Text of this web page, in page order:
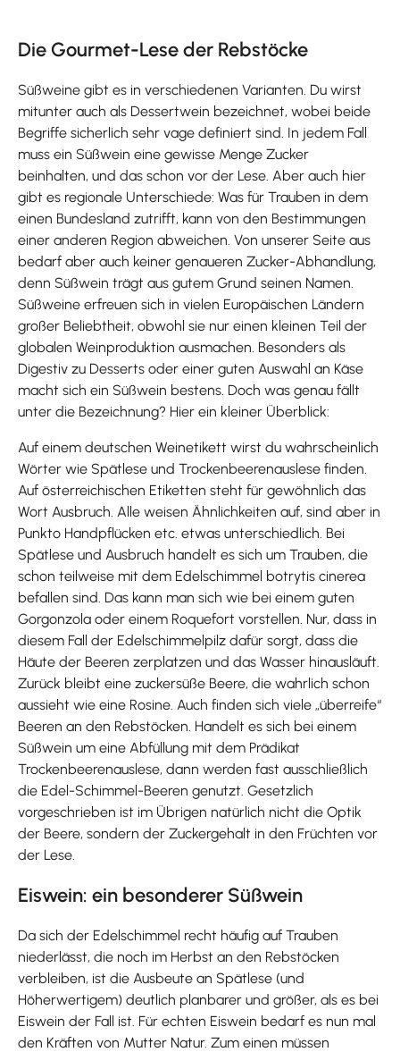
Die Gourmet-Lese der Rebstöcke
Süßweine gibt es in verschiedenen Varianten. Du wirst
mitunter auch als Dessertwein bezeichnet, wobei beide
Begriffe sicherlich sehr vage definiert sind. In jedem Fall
muss ein Süßwein eine gewisse Menge Zucker
beinhalten, und das schon vor der Lese. Aber auch hier
gibt es regionale Unterschiede: Was für Trauben in dem
einen Bundesland zutrifft, kann von den Bestimmungen
einer anderen Region abweichen. Von unserer Seite aus
bedarf aber auch keiner genaueren Zucker-Abhandlung,
denn Süßwein trägt aus gutem Grund seinen Namen.
Süßweine erfreuen sich in vielen Europäischen Ländern
großer Beliebtheit, obwohl sie nur einen kleinen Teil der
globalen Weinproduktion ausmachen. Besonders als
Digestiv zu Desserts oder einer guten Auswahl an Käse
macht sich ein Süßwein bestens. Doch was genau fällt
unter die Bezeichnung? Hier ein kleiner Überblick:
Auf einem deutschen Weinetikett wirst du wahrscheinlich
Wörter wie Spätlese und Trockenbeerenauslese finden.
Auf österreichischen Etiketten steht für gewöhnlich das
Wort Ausbruch. Alle weisen Ähnlichkeiten auf, sind aber in
Punkto Handpflücken etc. etwas unterschiedlich. Bei
Spätlese und Ausbruch handelt es sich um Trauben, die
schon teilweise mit dem Edelschimmel botrytis cinerea
befallen sind. Das kann man sich wie bei einem guten
Gorgonzola oder einem Roquefort vorstellen. Nur, dass in
diesem Fall der Edelschimmelpilz dafür sorgt, dass die
Häute der Beeren zerplatzen und das Wasser hinausläuft.
Zurück bleibt eine zuckersüße Beere, die wahrlich schon
aussieht wie eine Rosine. Auch finden sich viele „überreife“
Beeren an den Rebstöcken. Handelt es sich bei einem
Süßwein um eine Abfüllung mit dem Prädikat
Trockenbeerenauslese, dann werden fast ausschließlich
die Edel-Schimmel-Beeren genutzt. Gesetzlich
vorgeschrieben ist im Übrigen natürlich nicht die Optik
der Beere, sondern der Zuckergehalt in den Früchten vor
der Lese.
Eiswein: ein besonderer Süßwein
Da sich der Edelschimmel recht häufig auf Trauben
niederlässt, die noch im Herbst an den Rebstöcken
verbleiben, ist die Ausbeute an Spätlese (und
Höherwertigem) deutlich planbarer und größer, als es bei
Eiswein der Fall ist. Für echten Eiswein bedarf es nun mal
den Kräften von Mutter Natur. Zum einen müssen